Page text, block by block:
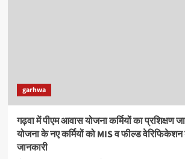
garhwa
गढ़वा में पीएम आवास योजना कर्मियों का प्रशिक्षण
योजना के नए कर्मियों को MIS व फील्ड वेरिफिकेशन
जानकारी